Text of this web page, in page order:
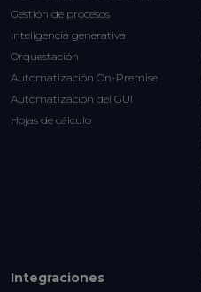
Gestión de procesos
Inteligencia generativa
Orquestación
Automatización On-Premise
Automatización del GUI
Hojas de cálculo
Integraciones